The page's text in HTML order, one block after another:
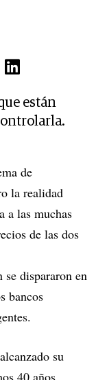
están
de
la realidad
a las muchas
de las dos
dispararon en
bancos
su
40 años.